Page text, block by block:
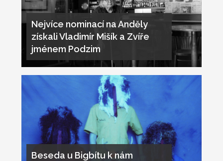
Nejvíce nominací na Anděly
získali Vladimír Mišík a Zvíře
jménem Podzim
Beseda u Bigbítu k nám